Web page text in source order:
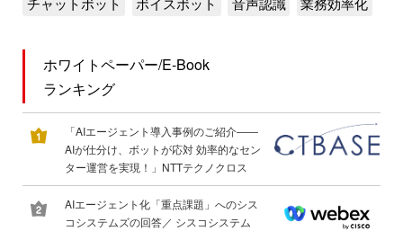
ホワイトペーパー/E-Book
ランキング
「AIエージェント導入事例のご紹介――
AIが仕分け、ボットが応対 効率的なセン
ター運営を実現！」NTTテクノクロス
AIエージェント化「重点課題」へのシス
コシステムズの回答／ シスコシステム